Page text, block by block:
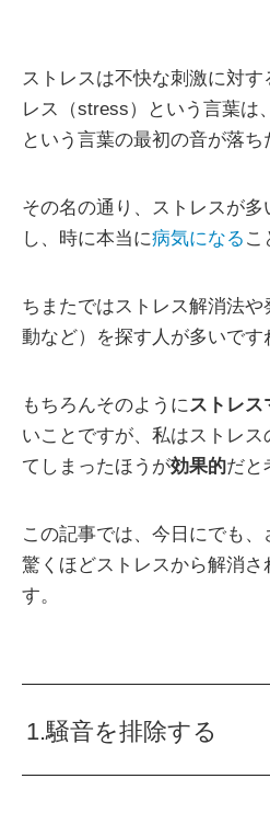
ストレスは不快な刺激に対す
レス（stress）という言葉は
という言葉の最初の音が落ち
その名の通り、ストレスが
し、時に本当に病気になる こ
ちまたではストレス解消法
動など）を探す人が多いです
もちろんそのようにストレス
いことですが、私はストレ
てしまったほうが効果的だと
この記事では、今日にでも、
驚くほどストレスから解消さ
す。
1.騒音を排除する